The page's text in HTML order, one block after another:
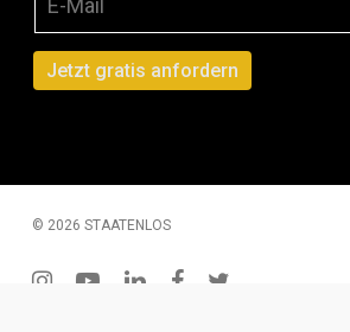
© 2026 STAATENLOS
instagramyoutubelinkedinfacebook
twitter